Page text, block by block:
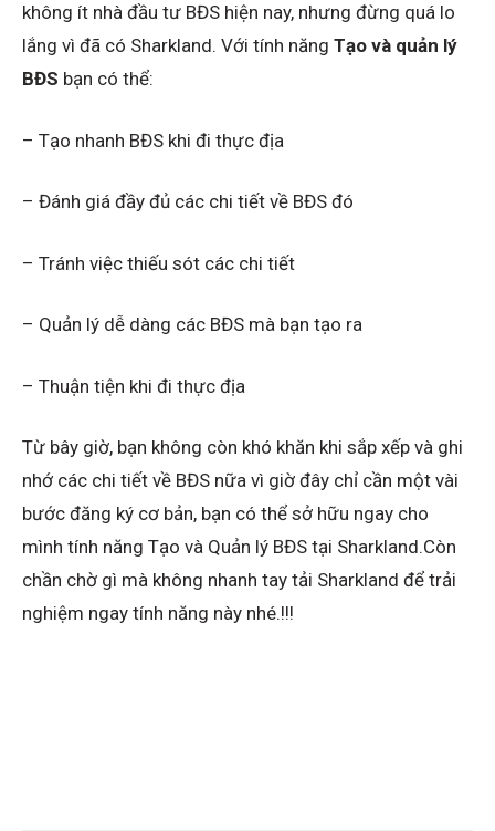
không ít nhà đầu tư BĐS hiện nay, nhưng đừng quá lo
lắng vì đã có Sharkland. Với tính năng Tạo và quản lý
BĐS bạn có thể:
– Tạo nhanh BĐS khi đi thực địa
– Đánh giá đầy đủ các chi tiết về BĐS đó
– Tránh việc thiếu sót các chi tiết
– Quản lý dễ dàng các BĐS mà bạn tạo ra
– Thuận tiện khi đi thực địa
Từ bây giờ, bạn không còn khó khăn khi sắp xếp và ghi
nhớ các chi tiết về BĐS nữa vì giờ đây chỉ cần một vài
bước đăng ký cơ bản, bạn có thể sở hữu ngay cho
mình tính năng Tạo và Quản lý BĐS tại Sharkland.Còn
chần chờ gì mà không nhanh tay tải Sharkland để trải
nghiệm ngay tính năng này nhé.!!!